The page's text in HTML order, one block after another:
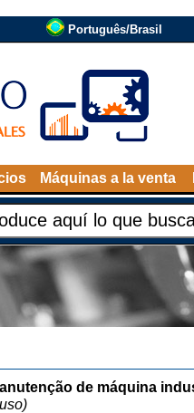
Português/Brasil
Máquinas a la venta
de máquina